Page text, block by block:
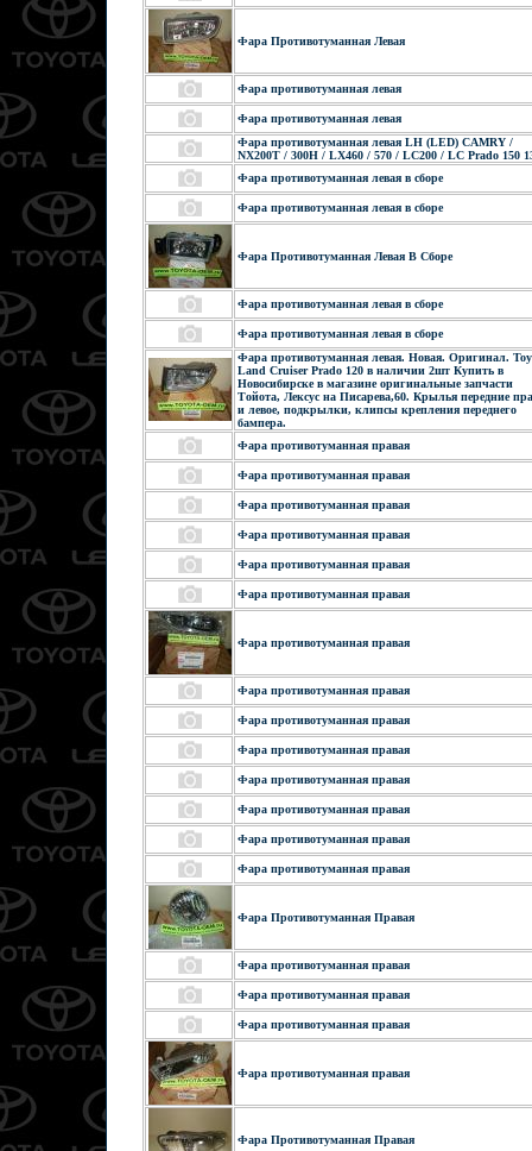
Фара Противотуманная Левая
Фара противотуманная левая
Фара противотуманная левая
Фара противотуманная левая LH (LED) CAMRY /
NX200T / 300H / LX460 / 570 / LC200 / LC Prado 150
Фара противотуманная левая в сборе
Фара противотуманная левая в сборе
Фара Противотуманная Левая В Сборе
Фара противотуманная левая в сборе
Фара противотуманная левая в сборе
Фара противотуманная левая. Новая. Оригинал.
Land Cruiser Prado 120 в наличии 2шт Купить в
Новосибирске в магазине оригинальные запчасти
Тойота, Лексус на Писарева,60. Крылья передние
и левое, подкрылки, клипсы крепления переднего
бампера.
Фара противотуманная правая
Фара противотуманная правая
Фара противотуманная правая
Фара противотуманная правая
Фара противотуманная правая
Фара противотуманная правая
Фара противотуманная правая
Фара противотуманная правая
Фара противотуманная правая
Фара противотуманная правая
Фара противотуманная правая
Фара противотуманная правая
Фара противотуманная правая
Фара противотуманная правая
Фара Противотуманная Правая
Фара противотуманная правая
Фара противотуманная правая
Фара противотуманная правая
Фара противотуманная правая
Фара Противотуманная Правая